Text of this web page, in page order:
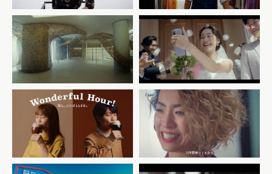
LOEWE
KDDI トビラ｜デジタルデバ
イド解消篇「思いがつながる
喜びを、ひとりでも多くの人
へ。」
アサヒ飲料
WONDA ワンダフルワンダ
「泡のワンダの味わいかた」
篇
Unilever
「ダヴ: 自分らしい髪こそ、
美しい。 ダヴ ヘアケア」